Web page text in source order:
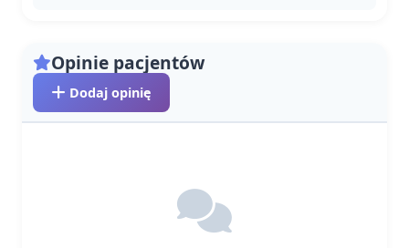
Opinie pacjentów
Dodaj opinię